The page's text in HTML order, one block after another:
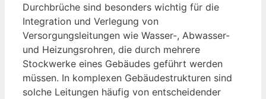
Durchbrüche sind besonders wichtig für die
Integration und Verlegung von
Versorgungsleitungen wie Wasser-, Abwasser-
und Heizungsrohren, die durch mehrere
Stockwerke eines Gebäudes geführt werden
müssen. In komplexen Gebäudestrukturen sind
solche Leitungen häufig von entscheidender